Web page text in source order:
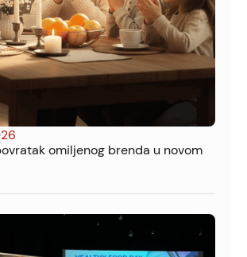
omiljenog brenda u novom